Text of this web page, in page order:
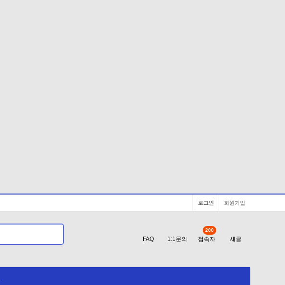
회원가입
로그인
FAQ 1:1문의 접속자
200
새글